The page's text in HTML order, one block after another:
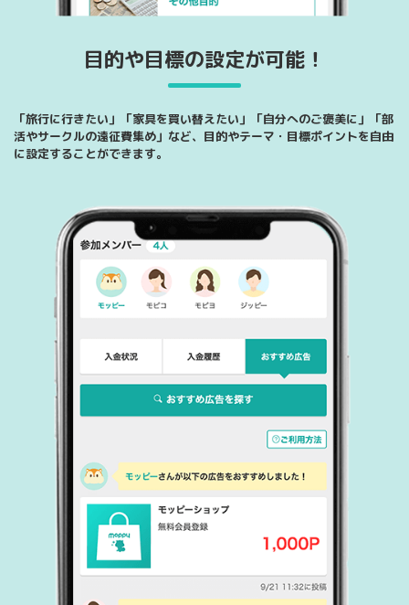
目的や目標の設定が可能！
「旅行に行きたい」「家具を買い替えたい」「自分へのご褒美に」「部
活やサークルの遠征費集め」など、目的やテーマ・目標ポイントを自由
に設定することができます。